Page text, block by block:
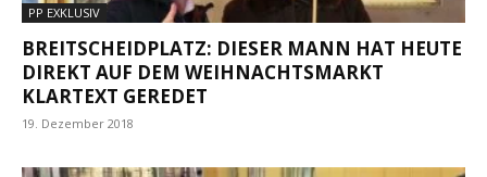
PP EXKLUSIV
BREITSCHEIDPLATZ: DIESER MANN HAT HEUTE
DIREKT AUF DEM WEIHNACHTSMARKT
KLARTEXT GEREDET
19. Dezember 2018